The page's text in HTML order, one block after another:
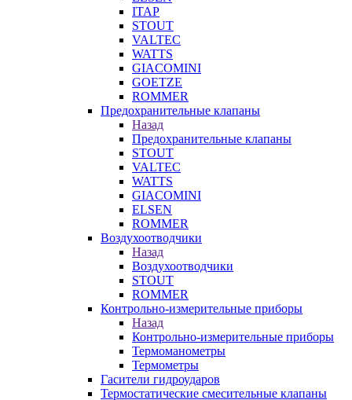
ITAP
STOUT
VALTEC
WATTS
GIACOMINI
GOETZE
ROMMER
Предохранительные клапаны
Назад
Предохранительные клапаны
STOUT
VALTEC
WATTS
GIACOMINI
ELSEN
ROMMER
Воздухоотводчики
Назад
Воздухоотводчики
STOUT
ROMMER
Контрольно-измерительные приборы
Назад
Контрольно-измерительные приборы
Термоманометры
Термометры
Гасители гидроударов
Термостатические смесительные клапаны